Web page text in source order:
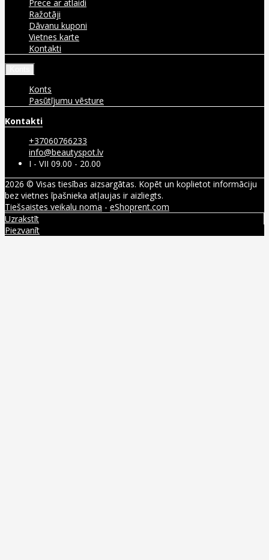
Prece ar atlaidi
Ražotāji
Dāvanu kuponi
Vietnes karte
Kontakti
Konts
Pasūtījumu vēsture
Kontakti
+37060766233
info@beautyspot.lv
I - VII 09.00 - 20.00
2026 © Visas tiesības aizsargātas. Kopēt un koplietot informāciju
bez vietnes īpašnieka atļaujas ir aizliegts.
Tiešsaistes veikalu noma - eShoprent.com
Uzrakstīt
Piezvanīt